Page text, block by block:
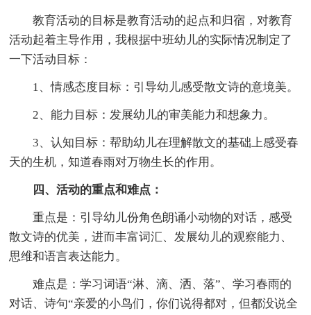
教育活动的目标是教育活动的起点和归宿，对教育
活动起着主导作用，我根据中班幼儿的实际情况制定了
一下活动目标：
1、情感态度目标：引导幼儿感受散文诗的意境美。
2、能力目标：发展幼儿的审美能力和想象力。
3、认知目标：帮助幼儿在理解散文的基础上感受春
天的生机，知道春雨对万物生长的作用。
四、活动的重点和难点：
重点是：引导幼儿份角色朗诵小动物的对话，感受
散文诗的优美，进而丰富词汇、发展幼儿的观察能力、
思维和语言表达能力。
难点是：学习词语“淋、滴、洒、落”、学习春雨的
对话、诗句“亲爱的小鸟们，你们说得都对，但都没说全